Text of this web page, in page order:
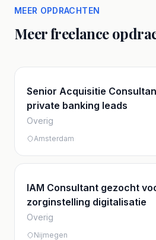
MEER OPDRACHTEN
Meer freelance
Senior Acquisitie
private banking leads
Overig
Amsterdam
IAM Consultant gezocht
zorginstelling digitalisatie
Overig
Nijmegen